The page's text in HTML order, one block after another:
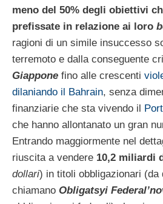
meno del 50% degli obiettivi
prefissate in relazione ai loro
ragioni di un simile insuccesso
terremoto e dalla conseguente
Giappone fino alle crescenti
dilaniando il Bahrain, senza
finanziarie che sta vivendo il
che hanno allontanato un gran
Entrando maggiormente nel
riuscita a vendere 10,2 miliardi
dollari) in titoli obbligazionari (da
chiamano Obligatsyi